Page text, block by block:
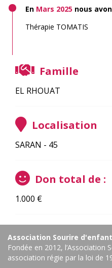
En Mars 2025 nous
Thérapie TOMATIS
Famille
EL RHOUAT
Localisation
SARAN - 45
Don total de :
1.000 €
Association Sourire d'enfant
Fondée en 2012, l’Association
association régie par la loi de